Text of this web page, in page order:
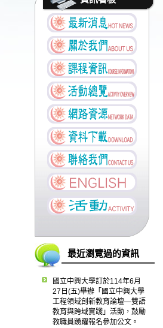
最近瀏覽過的資訊
國立中興大學訂於114年6月
27日(五)舉辦「國立中興大學
工程領域創新教育論壇—雙語
教育與跨域實踐」活動，鼓勵
教職員踴躍報名參加公文。